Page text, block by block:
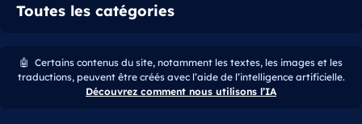
Toutes les catégories
🤖 Certains contenus du site, notamment les textes, les images et les
traductions, peuvent être créés avec l’aide de l’intelligence artificielle.
Découvrez comment nous utilisons l’IA